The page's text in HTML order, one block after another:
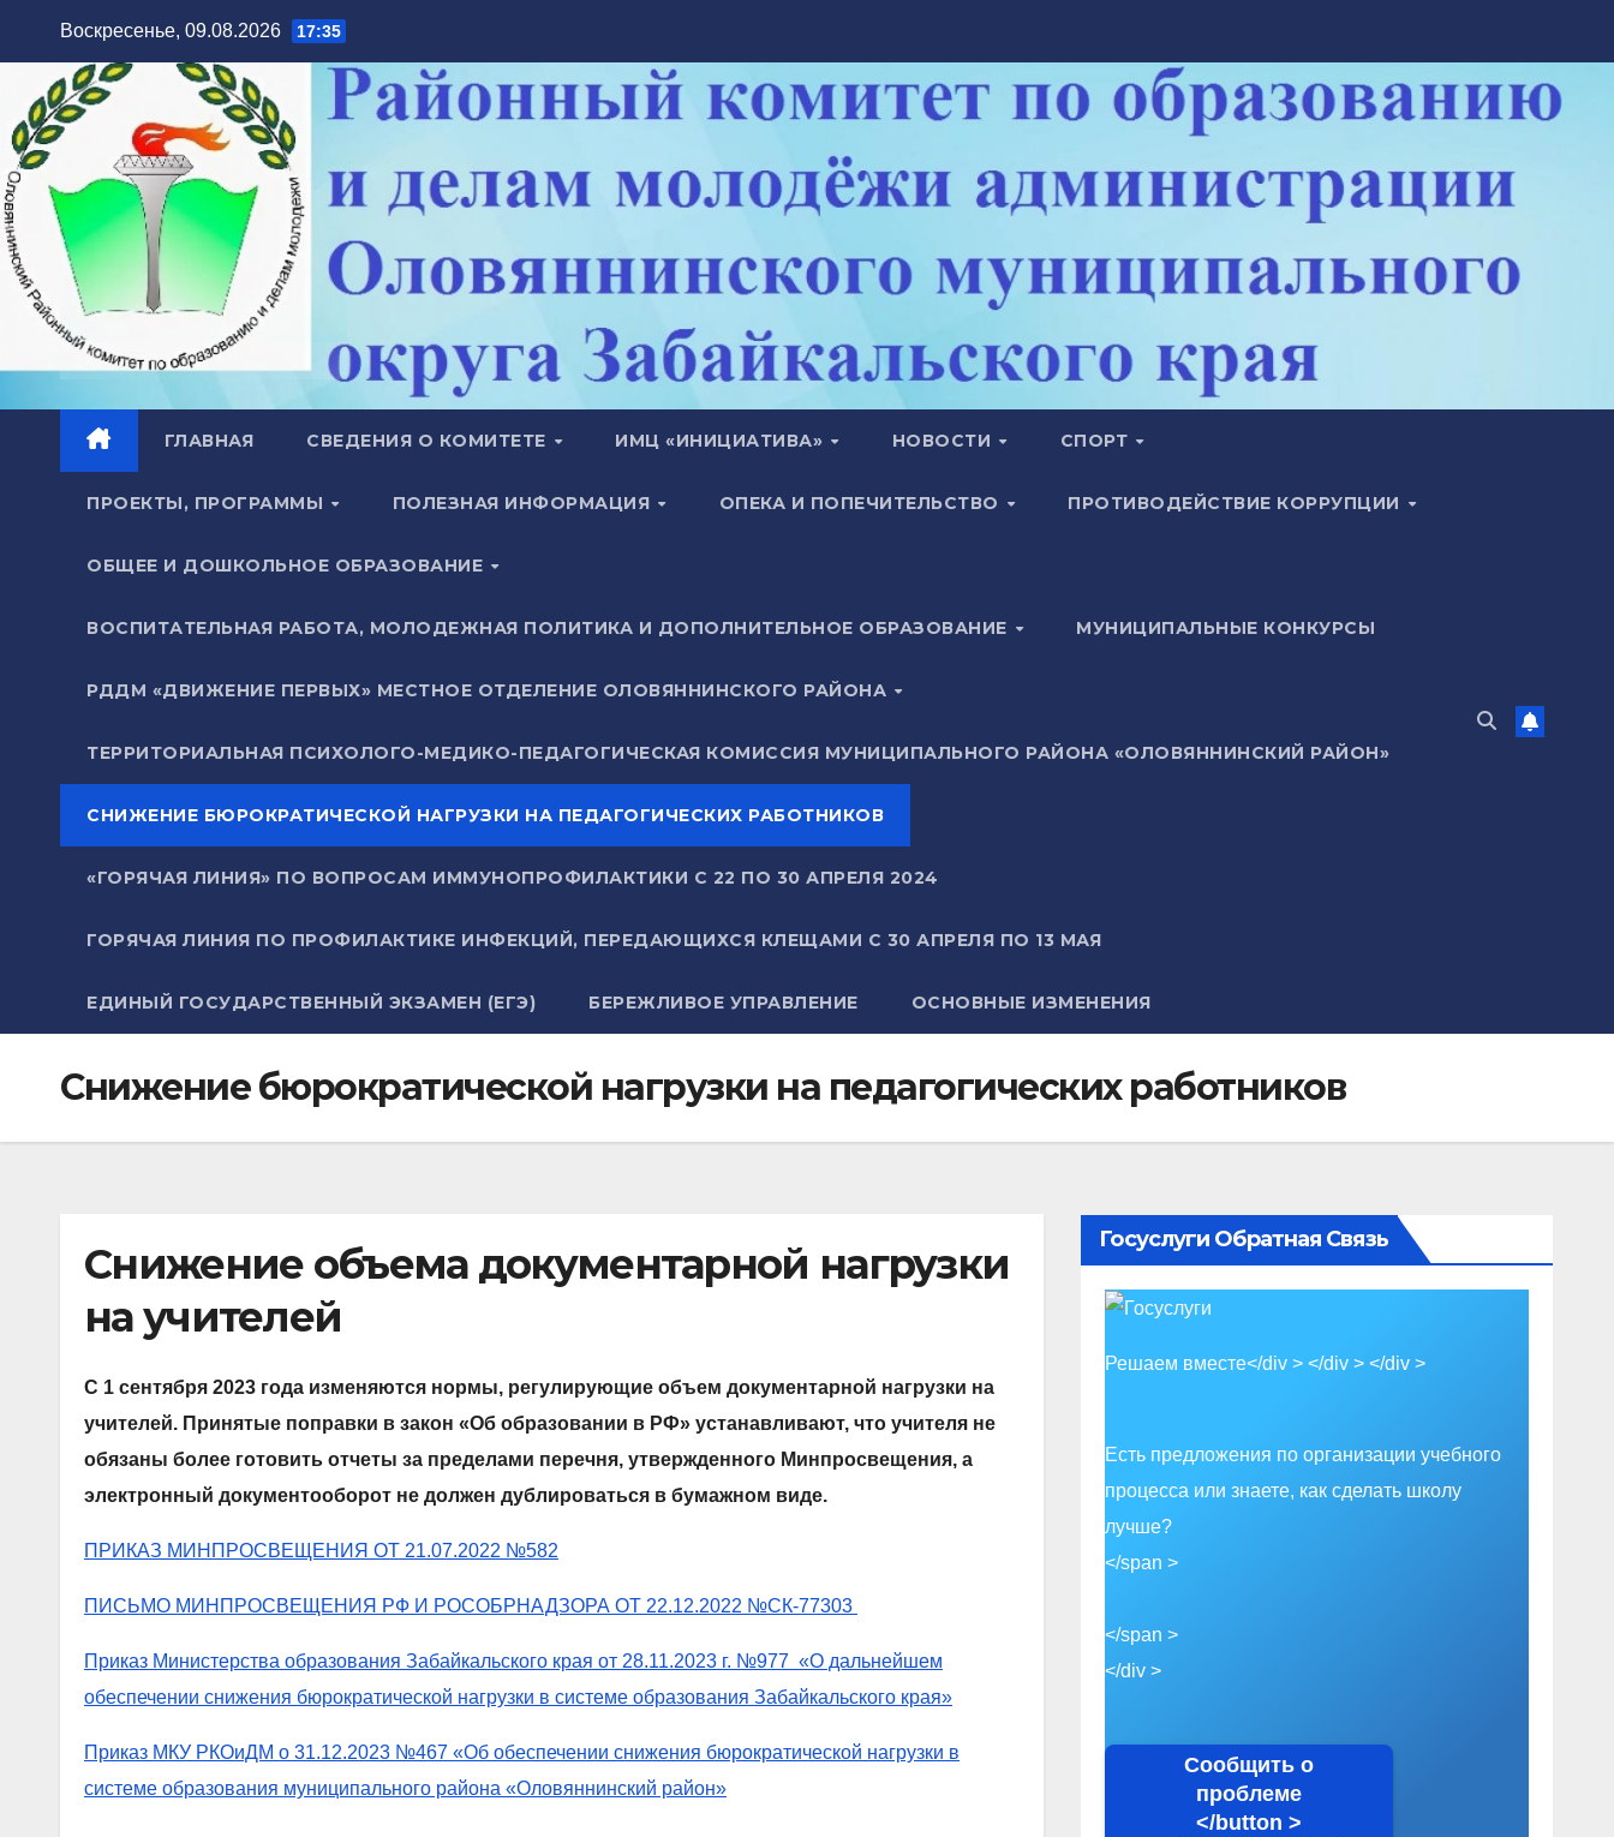
содержимому
Воскресенье, 09.08.2026 17:35
ГЛАВНАЯ СВЕДЕНИЯ О КОМИТЕТЕ ИМЦ «ИНИЦИАТИВА» НОВОСТИ СПОРТ
ПРОЕКТЫ, ПРОГРАММЫ ПОЛЕЗНАЯ ИНФОРМАЦИЯ ОПЕКА И ПОПЕЧИТЕЛЬСТВО ПРОТИВОДЕЙСТВИЕ КОРРУПЦИИ
ОБЩЕЕ И ДОШКОЛЬНОЕ ОБРАЗОВАНИЕ
ВОСПИТАТЕЛЬНАЯ РАБОТА, МОЛОДЕЖНАЯ ПОЛИТИКА И ДОПОЛНИТЕЛЬНОЕ ОБРАЗОВАНИЕ МУНИЦИПАЛЬНЫЕ КОНКУРСЫ
РДДМ «ДВИЖЕНИЕ ПЕРВЫХ» МЕСТНОЕ ОТДЕЛЕНИЕ ОЛОВЯННИНСКОГО РАЙОНА
ТЕРРИТОРИАЛЬНАЯ ПСИХОЛОГО-МЕДИКО-ПЕДАГОГИЧЕСКАЯ КОМИССИЯ МУНИЦИПАЛЬНОГО РАЙОНА «ОЛОВЯННИНСКИЙ РАЙОН»
СНИЖЕНИЕ БЮРОКРАТИЧЕСКОЙ НАГРУЗКИ НА ПЕДАГОГИЧЕСКИХ РАБОТНИКОВ
«ГОРЯЧАЯ ЛИНИЯ» ПО ВОПРОСАМ ИММУНОПРОФИЛАКТИКИ С 22 ПО 30 АПРЕЛЯ 2024
ГОРЯЧАЯ ЛИНИЯ ПО ПРОФИЛАКТИКЕ ИНФЕКЦИЙ, ПЕРЕДАЮЩИХСЯ КЛЕЩАМИ С 30 АПРЕЛЯ ПО 13 МАЯ
ЕДИНЫЙ ГОСУДАРСТВЕННЫЙ ЭКЗАМЕН (ЕГЭ) БЕРЕЖЛИВОЕ УПРАВЛЕНИЕ ОСНОВНЫЕ ИЗМЕНЕНИЯ
Снижение бюрократической нагрузки на педагогических работников
Снижение объема документарной нагрузки
на учителей
С 1 сентября 2023 года изменяются нормы, регулирующие объем документарной нагрузки на
учителей. Принятые поправки в закон «Об образовании в РФ» устанавливают, что учителя не
обязаны более готовить отчеты за пределами перечня, утвержденного Минпросвещения, а
электронный документооборот не должен дублироваться в бумажном виде.
ПРИКАЗ МИНПРОСВЕЩЕНИЯ ОТ 21.07.2022 №582
ПИСЬМО МИНПРОСВЕЩЕНИЯ РФ И РОСОБРНАДЗОРА ОТ 22.12.2022 №СК-77303
Приказ Министерства образования Забайкальского края от 28.11.2023 г. №977 «О дальнейшем
обеспечении снижения бюрократической нагрузки в системе образования Забайкальского края»
Приказ МКУ РКОиДМ о 31.12.2023 №467 «Об обеспечении снижения бюрократической нагрузки в
системе образования муниципального района «Оловяннинский район»
Госуслуги Обратная Связь
Решаем вместе</div > </div > </div >
Есть предложения по организации учебного
процесса или знаете, как сделать школу
лучше?
</span >
</span >
</div >
Сообщить о
проблеме
</button >